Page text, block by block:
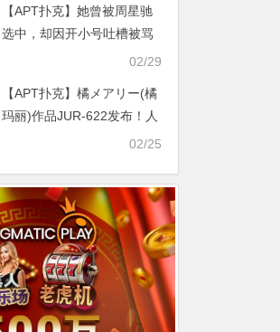
【APT扑克】她曾被周星驰
选中，却因开小号吐槽被骂
02/29
【APT扑克】橘メアリー(橘
玛丽)作品JUR-622发布！人
生最后一次勃起！拜托巨乳
体超合拍
02/25